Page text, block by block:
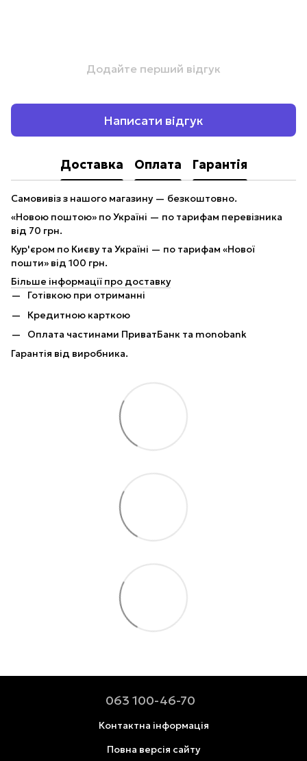
Додайте перший відгук
Написати відгук
Доставка Оплата Гарантія
Самовивіз з нашого магазину — безкоштовно.
«Новою поштою» по Україні — по тарифам перевізника
від 70 грн.
Кур'єром по Києву та Україні — по тарифам «Нової
пошти» від 100 грн.
Більше інформації про доставку
Готівкою при отриманні
Кредитною карткою
Оплата частинами ПриватБанк та monobank
Гарантія від виробника.
063 100-46-70
Контактна інформація
Повна версія сайту